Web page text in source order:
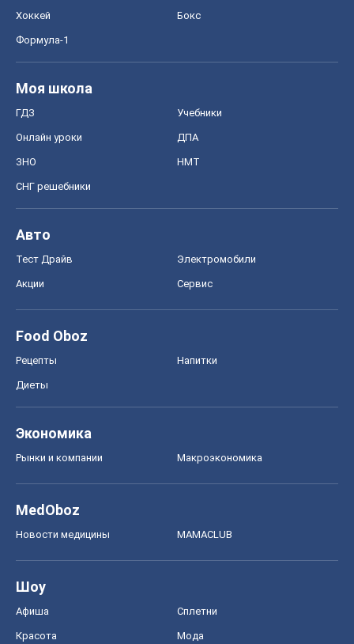
Хоккей Бокс
Формула-1
Моя школа
ГДЗ Учебники
Онлайн уроки ДПА
ЗНО НМТ
СНГ решебники
Авто
Тест Драйв Электромобили
Акции Сервис
Food Oboz
Рецепты Напитки
Диеты
Экономика
Рынки и компании Mакроэкономика
MedOboz
Новости медицины MAMACLUB
Шоу
Афиша Сплетни
Красота Мода